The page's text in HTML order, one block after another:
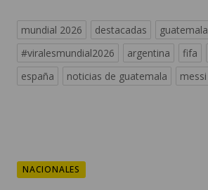
mundial 2026 destacadas guatemala
#viralesmundial2026
argentina fifa
españa
noticias de guatemala messi
NACIONALES